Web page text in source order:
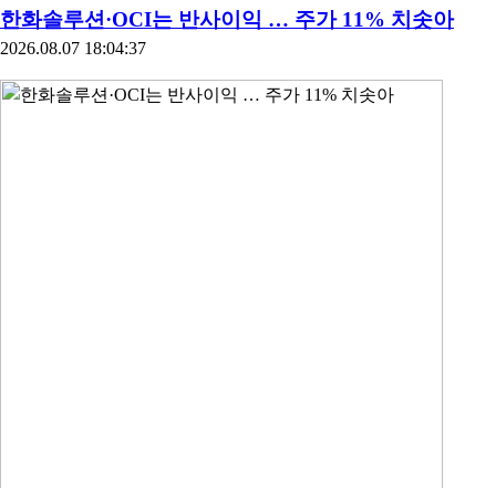
한화솔루션·OCI는 반사이익 … 주가 11% 치솟아
2026.08.07 18:04:37